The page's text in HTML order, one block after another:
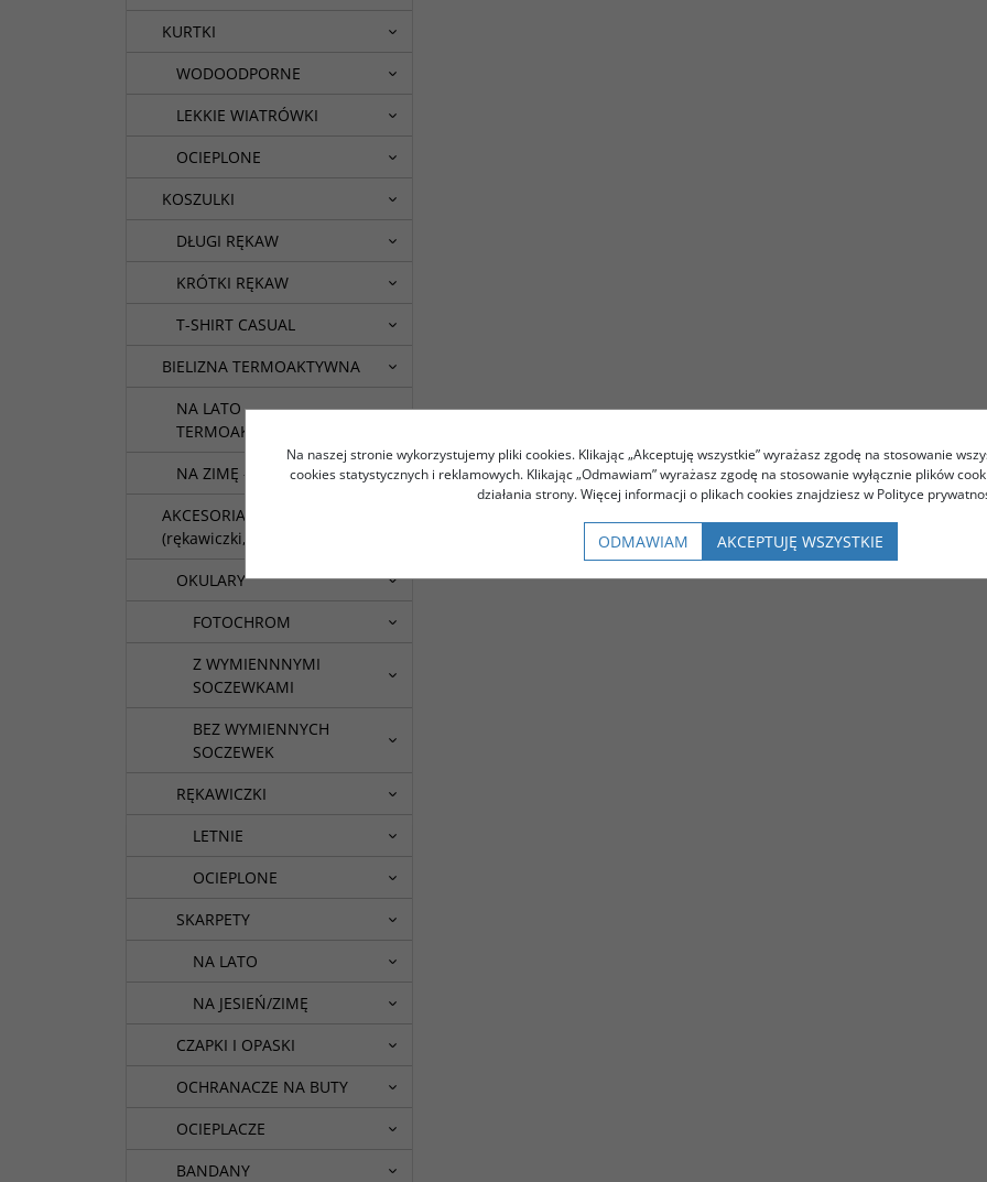
KURTKI
WODOODPORNE
LEKKIE WIATRÓWKI
OCIEPLONE
KOSZULKI
DŁUGI RĘKAW
KRÓTKI RĘKAW
T-SHIRT CASUAL
BIELIZNA TERMOAKTYWNA
NA LATO -
TERMOAKTYWNA
NA ZIMĘ - TERMICZNA
AKCESORIA
(rękawiczki,skarpety itp.)
OKULARY
FOTOCHROM
Z WYMIENNNYMI
SOCZEWKAMI
BEZ WYMIENNYCH
SOCZEWEK
RĘKAWICZKI
LETNIE
OCIEPLONE
SKARPETY
NA LATO
NA JESIEŃ/ZIMĘ
CZAPKI I OPASKI
OCHRANACZE NA BUTY
OCIEPLACZE
BANDANY
Na naszej stronie wykorzystujemy pliki cookies. Klikając „Akceptuję wszystkie” wyrażasz zgodę na stosowanie
cookies statystycznych i reklamowych. Klikając „Odmawiam” wyrażasz zgodę na stosowanie wyłącznie plików
działania strony. Więcej informacji o plikach cookies znajdziesz w Polityce
ODMAWIAM AKCEPTUJĘ WSZYSTKIE